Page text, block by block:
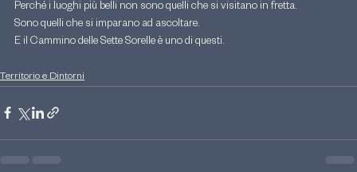
Perché i luoghi più belli non sono quelli che si visitano in fretta.
Sono quelli che si imparano ad ascoltare.
E il Cammino delle Sette Sorelle è uno di questi.
Territorio e Dintorni